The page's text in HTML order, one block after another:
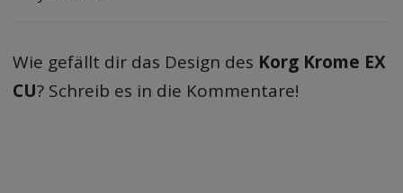
Wie gefällt dir das Design des Korg Krome EX
CU? Schreib es in die Kommentare!